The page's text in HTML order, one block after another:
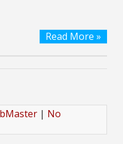
Read More »
| No